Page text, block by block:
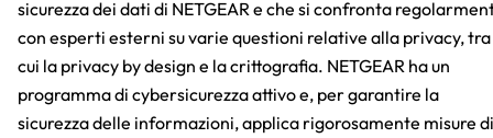
sicurezza dei dati di NETGEAR e che si confronta
con esperti esterni su varie questioni relative alla privacy, tra
cui la privacy by design e la crittografia. NETGEAR ha un
programma di cybersicurezza attivo e, per garantire la
sicurezza delle informazioni, applica rigorosamente misure di